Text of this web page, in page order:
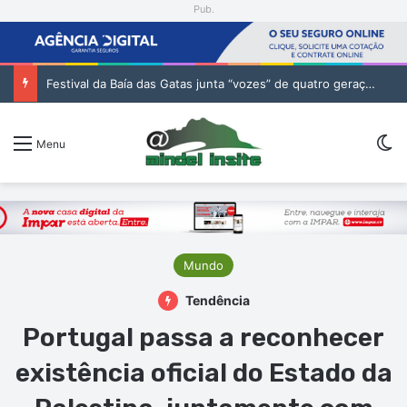
Pub.
Festival da Baía das Gatas junta “vozes” de quatro gerações da música cabo-verdiana na segunda noite
Menu
Mundo
Tendência
Portugal passa a reconhecer
existência oficial do Estado da